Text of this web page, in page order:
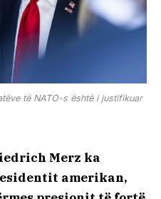
të NATO-s është i justifikuar
Merz ka
amerikan,